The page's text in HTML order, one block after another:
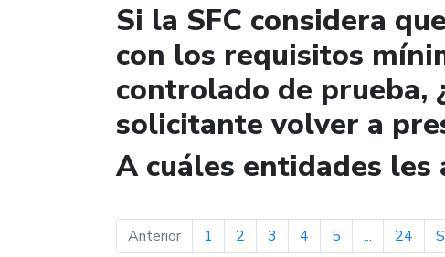
Si la SFC considera
con los requisitos
controlado de prueba,
solicitante volver a
A cuáles entidades les
Anteriorpágina anterior
1 2 3 4 5 ... 24